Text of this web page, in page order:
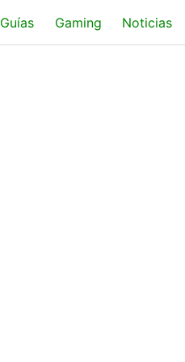
Guías Gaming Noticias